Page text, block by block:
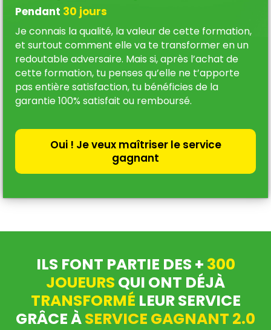
Pendant 30 jours
Je connais la qualité, la valeur de cette formation,
et surtout comment elle va te transformer en un
redoutable adversaire. Mais si, après l’achat de
cette formation, tu penses qu’elle ne t’apporte
pas entière satisfaction, tu bénéficies de la
garantie 100% satisfait ou remboursé.
Oui ! Je veux maîtriser le service
gagnant
ILS FONT PARTIE DES + 300
JOUEURS QUI ONT DÉJÀ
TRANSFORMÉ LEUR SERVICE
GRÂCE ÀSERVICE GAGNANT 2.0